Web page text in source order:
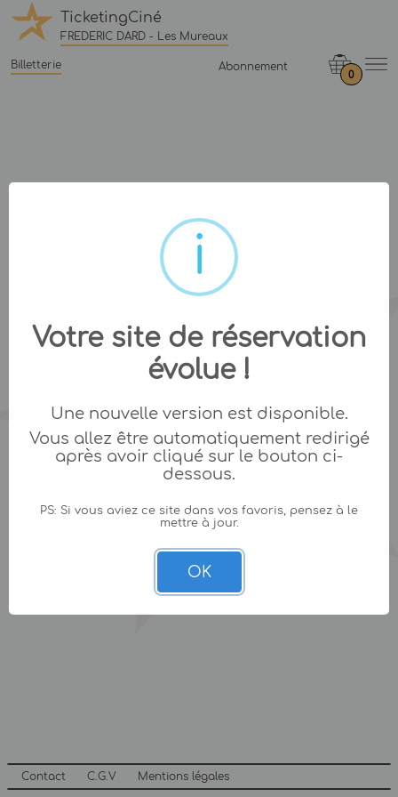
TicketingCiné
FREDERIC DARD - Les Mureaux
Billetterie Abonnement
0
Contact C.G.V Mentions légales
Votre site de réservation
évolue !
Une nouvelle version est disponible.
Vous allez être automatiquement redirigé
après avoir cliqué sur le bouton ci-
dessous.
PS: Si vous aviez ce site dans vos favoris, pensez à le
mettre à jour.
OK